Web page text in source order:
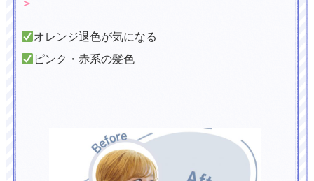
＞
オレンジ退色が気になる
ピンク・赤系の髪色